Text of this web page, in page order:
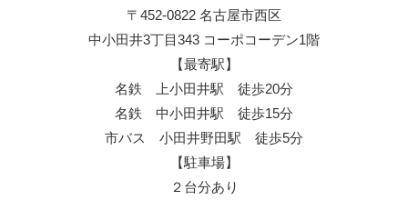
〒452-0822 名古屋市西区
中小田井3丁目343 コーポコーデン1階
【最寄駅】
名鉄 上小田井駅 徒歩20分
名鉄 中小田井駅 徒歩15分
市バス 小田井野田駅 徒歩5分
【駐車場】
２台分あり